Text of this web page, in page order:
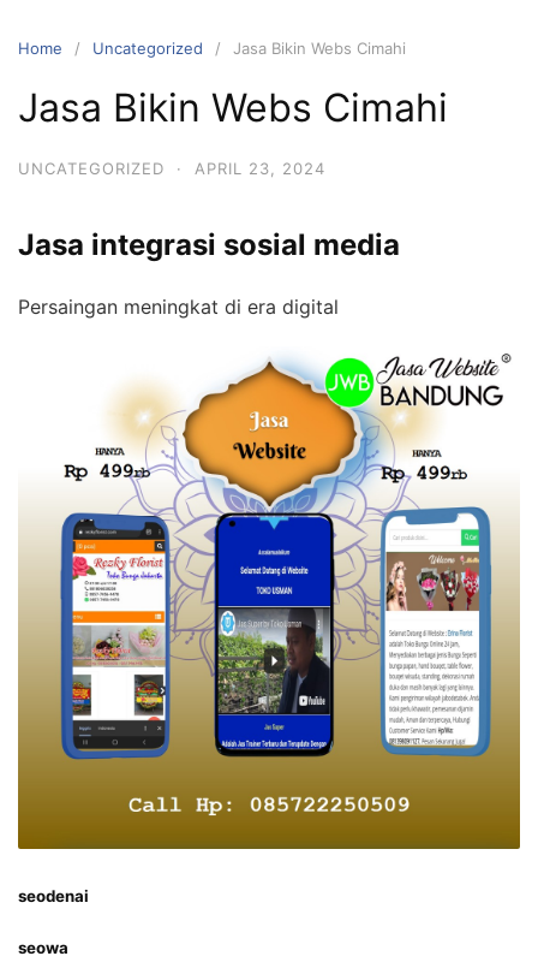
Home Uncategorized Jasa Bikin Webs Cimahi
Jasa Bikin Webs Cimahi
UNCATEGORIZED · APRIL 23, 2024
Jasa integrasi sosial media
Persaingan meningkat di era digital
seodenai
seowa